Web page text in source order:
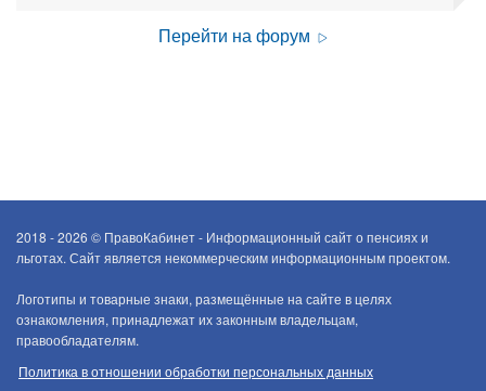
Перейти на форум
2018 - 2026 © ПравоКабинет - Информационный сайт о пенсиях и
льготах. Сайт является некоммерческим информационным проектом.
Логотипы и товарные знаки, размещённые на сайте в целях
ознакомления, принадлежат их законным владельцам,
правообладателям.
Политика в отношении обработки персональных данных